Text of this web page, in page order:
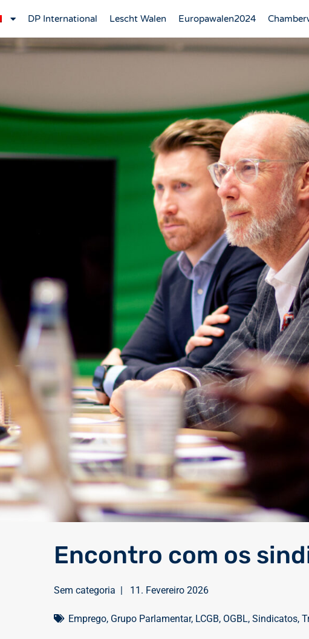
DP International Lescht Walen Europawalen2024
Encontro com os
Sem categoria | 11. Fevereiro 2026
Emprego, Grupo Parlamentar, LCGB, OGBL, Sindicatos,